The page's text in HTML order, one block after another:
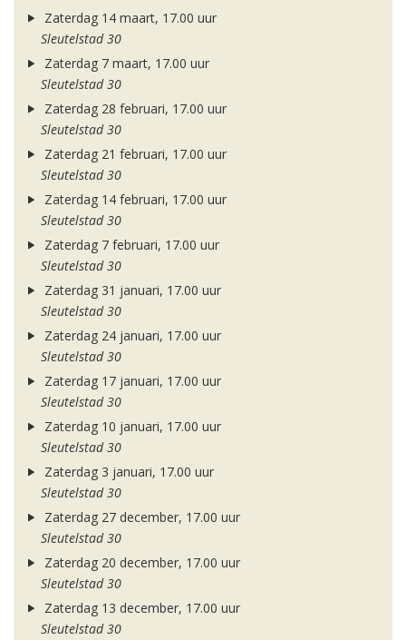
Zaterdag 14 maart, 17.00 uur
Sleutelstad 30
Zaterdag 7 maart, 17.00 uur
Sleutelstad 30
Zaterdag 28 februari, 17.00 uur
Sleutelstad 30
Zaterdag 21 februari, 17.00 uur
Sleutelstad 30
Zaterdag 14 februari, 17.00 uur
Sleutelstad 30
Zaterdag 7 februari, 17.00 uur
Sleutelstad 30
Zaterdag 31 januari, 17.00 uur
Sleutelstad 30
Zaterdag 24 januari, 17.00 uur
Sleutelstad 30
Zaterdag 17 januari, 17.00 uur
Sleutelstad 30
Zaterdag 10 januari, 17.00 uur
Sleutelstad 30
Zaterdag 3 januari, 17.00 uur
Sleutelstad 30
Zaterdag 27 december, 17.00 uur
Sleutelstad 30
Zaterdag 20 december, 17.00 uur
Sleutelstad 30
Zaterdag 13 december, 17.00 uur
Sleutelstad 30